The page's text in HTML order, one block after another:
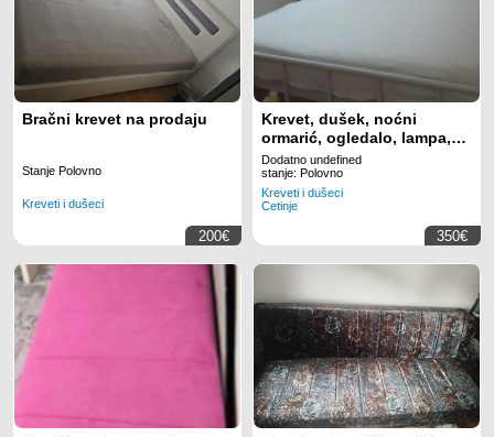
Bračni krevet na prodaju
Stanje Polovno
Kreveti i dušeci
200€
Krevet, dušek, noćni
ormarić, ogledalo, lampa,
ram za sliku, fioka za ispod
kreveta, jorgan,2 jastuk
Dodatno undefined
stanje: Polovno
Kreveti i dušeci
Cetinje
350€